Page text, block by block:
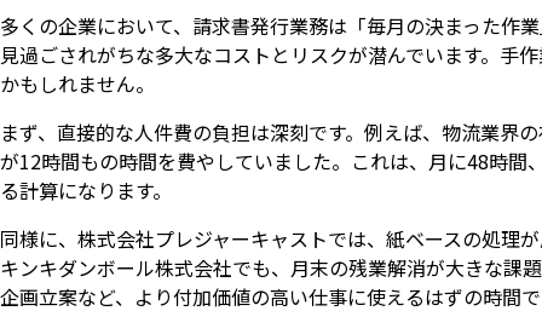
多くの企業において、請求書発行業務は「毎月の決まった作
見過ごされがちな多大なコストとリスクが潜んでいます。手
かもしれません。
まず、直接的な人件費の負担は深刻です。例えば、物流業界
が12時間もの時間を費やしていました。これは、月に48時
る計算になります。
同様に、株式会社プレジャーキャストでは、紙ベースの処理
キンキダンボール株式会社でも、月末の残業解消が大きな課
企画立案など、より付加価値の高い仕事に使えるはずの時間